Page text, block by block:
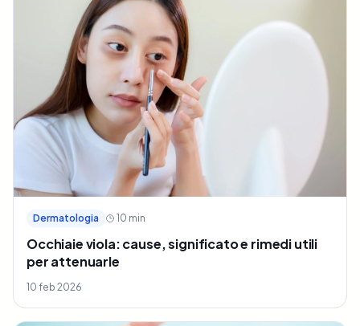
Dermatologia 10 min
Occhiaie viola: cause, significato e rimedi utili
per attenuarle
10 feb 2026